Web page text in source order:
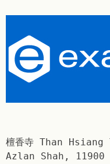
檀香寺 Than
Azlan Shah, 11900